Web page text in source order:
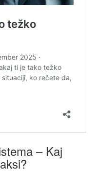
– Kaj